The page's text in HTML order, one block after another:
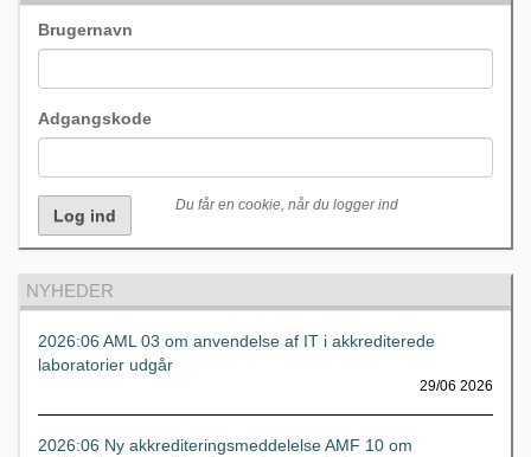
Brugernavn
Adgangskode
Du får en cookie, når du logger ind
NYHEDER
2026:06 AML 03 om anvendelse af IT i akkrediterede
laboratorier udgår
29/06 2026
2026:06 Ny akkrediteringsmeddelelse AMF 10 om